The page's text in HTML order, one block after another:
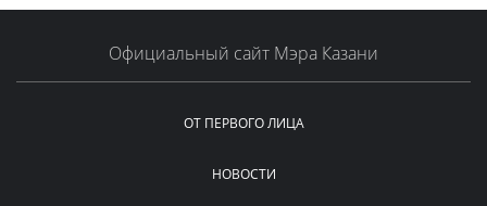
Официальный сайт Мэра Казани
ОТ ПЕРВОГО ЛИЦА
НОВОСТИ